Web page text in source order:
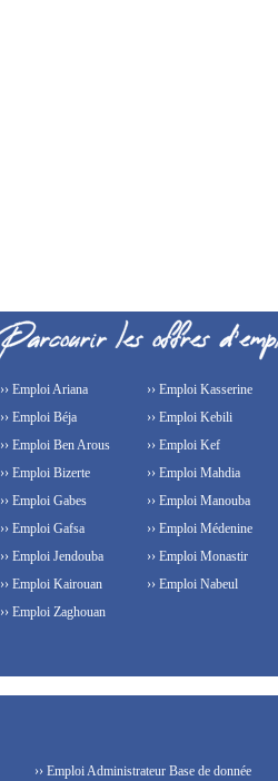
›› Emploi Ariana
›› Emploi Béja
›› Emploi Ben Arous
›› Emploi Bizerte
›› Emploi Gabes
›› Emploi Gafsa
›› Emploi Jendouba
›› Emploi Kairouan
›› Emploi Kasserine
›› Emploi Kebili
›› Emploi Kef
›› Emploi Mahdia
›› Emploi Manouba
›› Emploi Médenine
›› Emploi Monastir
›› Emploi Nabeul
›› Emploi Zaghouan
›› Emploi Administrateur Base de donnée